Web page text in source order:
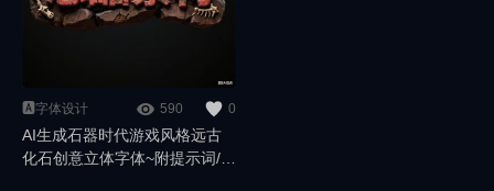
🅰️字体设计 590 0
AI生成石器时代游戏风格远古
化石创意立体字体~附提示词/咒